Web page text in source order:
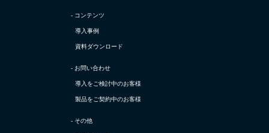
- コンテンツ
導入事例
資料ダウンロード
- お問い合わせ
導入をご検討中のお客様
製品をご契約中のお客様
- その他